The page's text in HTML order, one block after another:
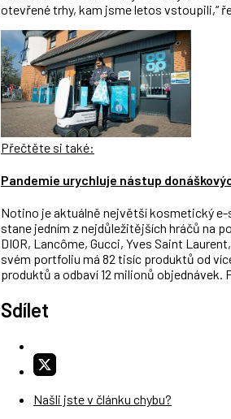
otevřené trhy, kam jsme letos vstoupili,“
Přečtěte si také:
Pandemie urychluje nástup
Notino je aktuálně největší kosmetický e-
stane jedním z nejdůležitějších hráčů na
DIOR, Lancôme, Gucci, Yves Saint
svém portfoliu má 82 tisíc produktů od
produktů a odbaví 12 milionů
Sdílet
Našli jste v článku chybu?